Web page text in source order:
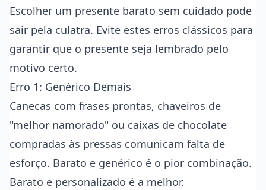
Escolher um presente barato sem cuidado pode
sair pela culatra. Evite estes erros clássicos para
garantir que o presente seja lembrado pelo
motivo certo.
Erro 1: Genérico Demais
Canecas com frases prontas, chaveiros de
"melhor namorado" ou caixas de chocolate
compradas às pressas comunicam falta de
esforço. Barato e genérico é o pior combinação.
Barato e personalizado é a melhor.